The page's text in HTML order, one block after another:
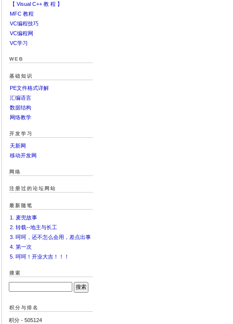
【 Visual C++ 教 程 】
MFC 教程
VC编程技巧
VC编程网
VC学习
WEB
基础知识
PE文件格式详解
汇编语言
数据结构
网络教学
开发学习
天新网
移动开发网
网络
注册过的论坛网站
最新随笔
1. 麦兜故事
2. 转载--地主与长工
3. 呵呵，还不怎么会用，差点出事
4. 第一次
5. 呵呵！开业大吉！！！
搜索
积分与排名
积分 - 505124